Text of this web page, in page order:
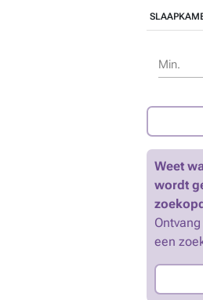
Min.
Weet
wordt
een